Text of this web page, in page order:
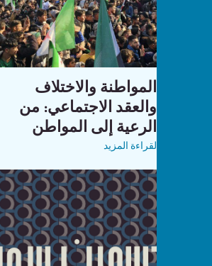
المواطنة والاختلاف
والعقد الاجتماعي: من
الرعية إلى المواطن
لقراءة المزيد